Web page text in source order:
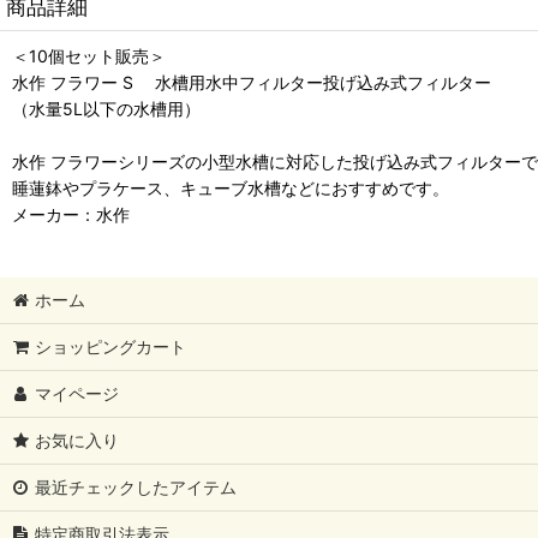
商品詳細
＜10個セット販売＞
水作 フラワー S 水槽用水中フィルター投げ込み式フィルター
（水量5L以下の水槽用）
水作 フラワーシリーズの小型水槽に対応した投げ込み式フィルター
睡蓮鉢やプラケース、キューブ水槽などにおすすめです。
メーカー：水作
ホーム
ショッピングカート
マイページ
お気に入り
最近チェックしたアイテム